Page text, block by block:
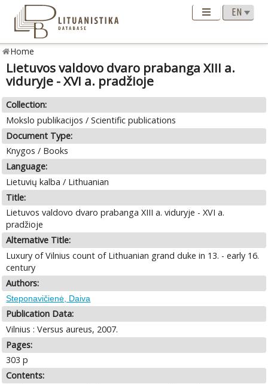
Home
Lietuvos valdovo dvaro prabanga XIII a.
viduryje - XVI a. pradžioje
Collection:
Mokslo publikacijos / Scientific publications
Document Type:
Knygos / Books
Language:
Lietuvių kalba / Lithuanian
Title:
Lietuvos valdovo dvaro prabanga XIII a. viduryje - XVI a.
pradžioje
Alternative Title:
Luxury of Vilnius count of Lithuanian grand duke in 13. - early 16.
century
Authors:
Steponavičienė, Daiva
Publication Data:
Vilnius : Versus aureus, 2007.
Pages:
303 p
Contents: